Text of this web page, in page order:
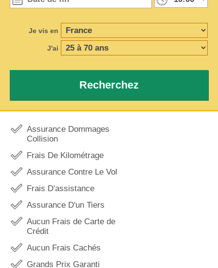
Je vis en
J'ai
Recherchez
Assurance Dommages
Collision
Frais De Kilométrage
Assurance Contre Le Vol
Frais D'assistance
Assurance D'un Tiers
Aucun Frais de Carte de
Crédit
Aucun Frais Cachés
Grands Prix Garanti